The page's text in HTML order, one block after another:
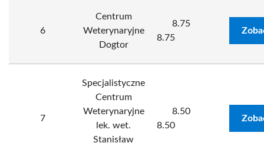
6
Centrum
Weterynaryjne
Dogtor
8.75
8.75
7
Specjalistyczne
Centrum
Weterynaryjne
lek. wet.
Stanisław
8.50
8.50